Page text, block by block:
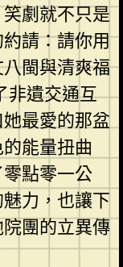
劇就不只是
請：請你用
閩與清爽福
非遺交通互
最愛的那盆
能量扭曲
點零一公
力，也讓下
團的立異傳